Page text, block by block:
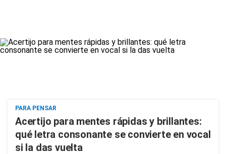
PARA PENSAR
Acertijo para mentes rápidas y brillantes:
qué letra consonante se convierte en vocal
si la das vuelta